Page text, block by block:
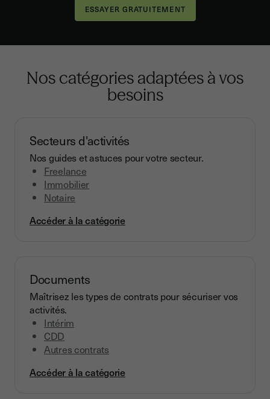
Nos catégories adaptées à vos
besoins
Secteurs d'activités
Nos guides et astuces pour votre secteur.
Freelance
Immobilier
Notaire
Accéder à la catégorie
Documents
Maîtrisez les types de contrats pour sécuriser vos
activités.
Intérim
CDD
Autres contrats
Accéder à la catégorie